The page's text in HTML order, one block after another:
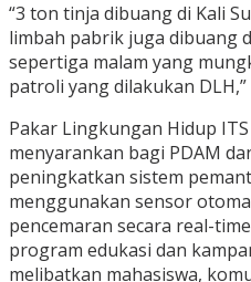
“3 ton tinja dibuang di Kali
limbah pabrik juga dibuang
sepertiga malam yang
patroli yang dilakukan
Pakar Lingkungan Hidup
menyarankan bagi PDAM
peningkatkan sistem
menggunakan sensor
pencemaran secara real-
program edukasi dan
melibatkan mahasiswa,